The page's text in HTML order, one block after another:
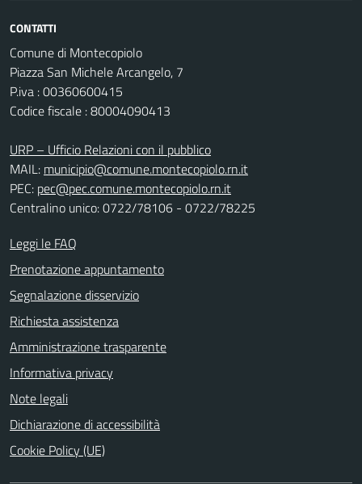
CONTATTI
Comune di Montecopiolo
Piazza San Michele Arcangelo, 7
P.iva : 00360600415
Codice fiscale : 80004090413
URP – Ufficio Relazioni con il pubblico
MAIL: municipio@comune.montecopiolo.rn.it
PEC: pec@pec.comune.montecopiolo.rn.it
Centralino unico: 0722/78106 - 0722/78225
Leggi le FAQ
Prenotazione appuntamento
Segnalazione disservizio
Richiesta assistenza
Amministrazione trasparente
Informativa privacy
Note legali
Dichiarazione di accessibilità
Cookie Policy (UE)